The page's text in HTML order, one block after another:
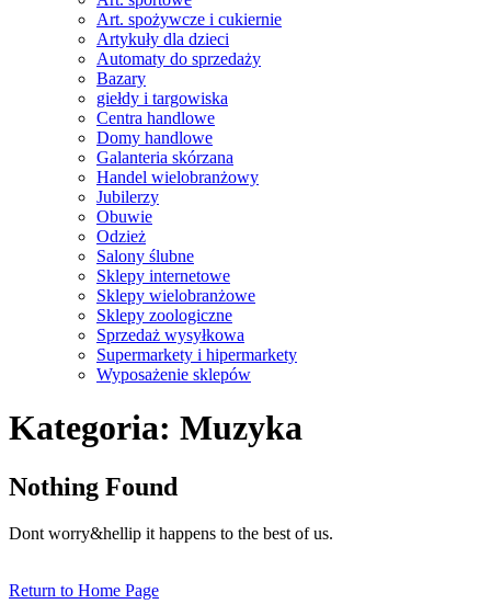
Art. spożywcze i cukiernie
Artykuły dla dzieci
Automaty do sprzedaży
Bazary
giełdy i targowiska
Centra handlowe
Domy handlowe
Galanteria skórzana
Handel wielobranżowy
Jubilerzy
Obuwie
Odzież
Salony ślubne
Sklepy internetowe
Sklepy wielobranżowe
Sklepy zoologiczne
Sprzedaż wysyłkowa
Supermarkety i hipermarkety
Wyposażenie sklepów
Menu
Kategoria: Muzyka
Nothing Found
Dont worry&hellip it happens to the best of us.
Return to Home PageReturn